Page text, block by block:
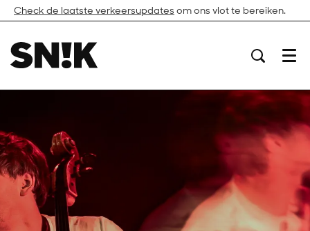
Check de laatste verkeersupdates om ons vlot te bereiken.
Menu